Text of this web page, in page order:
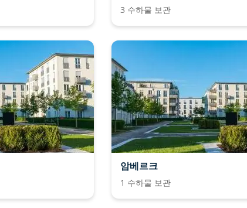
3 수하물 보관
암베르크
1 수하물 보관